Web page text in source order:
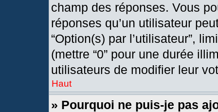
champ des réponses. Vous
réponses qu’un utilisateur
“Option(s) par l’utilisateur”,
(mettre “0” pour une durée
utilisateurs de modifier leur
Haut
» Pourquoi ne puis-je pas